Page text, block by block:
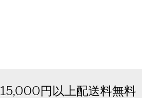
15,000円以上配送料無料